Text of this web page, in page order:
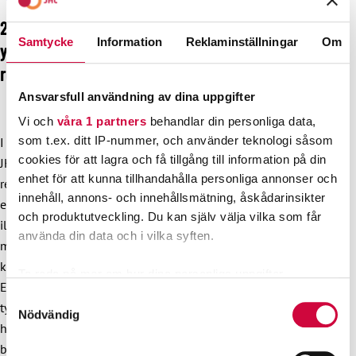
Samtycke Information Reklaminställningar Om
Ansvarsfull användning av dina uppgifter
Vi och våra 1 partners behandlar din personliga data,
som t.ex. ditt IP-nummer, och använder teknologi såsom
cookies för att lagra och få tillgång till information på din
enhet för att kunna tillhandahålla personliga annonser och
innehåll, annons- och innehållsmätning, åskådarinsikter
och produktutveckling. Du kan själv välja vilka som får
använda din data och i vilka syften.
Du kan ändra eller dra tillbaka ditt samtycke när som
Nödvändig
2. Fackförbundet JHL: Det är bra och välkommet att
yrkesexamen i pedagogik och handledning
reformeras
I sitt utlåtande till Utbildningsstyrelsen tackar fackförbundet
JHL för att yrkesexamen i pedagogik och handledning
reformeras. Planen är att den nuvarande finska
examensbenämningen koulunkäynnin ja aamu- ja
iltapäivätoiminnan ohjaaja (’ledare för skolgång och
morgon- och eftermiddagsverksamhet’) ska ändras till bara
koulunkäynninohjaaja (skolgångshandledare/elevassistent).
Enligt fackförbundet är den nya examensbenämningen
tydligare än den föregående benämningen. Elevassistenten
handleder elevens studier och inlärning. Således skiljer både
benämningen och arbetsuppgiften från till exempel